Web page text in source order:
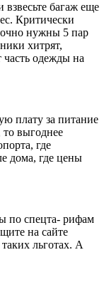
багаж еще
Крити­чески
нужны 5 пар
хитрят,
часть одежды на
плату за пита­ние
то выгод­нее
где
дома, где цены
по спецта- рифам
на сайте
льготах. А